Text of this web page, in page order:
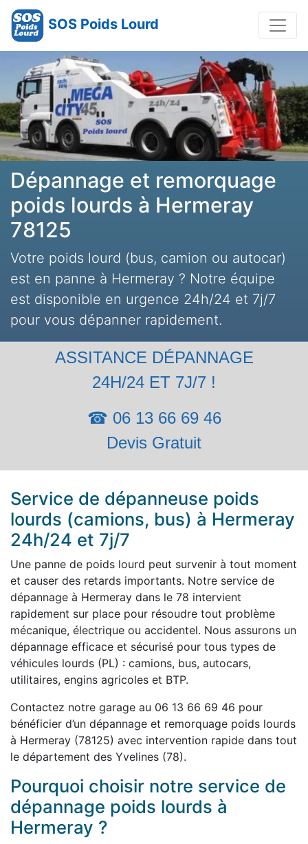
SOS Poids Lourd
Dépannage et remorquage
poids lourds à Hermeray
78125
Votre poids lourd (bus, camion ou autocar)
est en panne à Hermeray ? Notre équipe
est disponible en urgence 24h/24 et 7j/7
pour vous dépanner rapidement.
ASSITANCE DÉPANNAGE
24H/24 ET 7J/7 !
☎ 06 13 66 69 46
Devis Gratuit
Service de dépanneuse poids
lourds (camions, bus) à Hermeray
24h/24 et 7j/7
Une panne de poids lourd peut survenir à tout moment
et causer des retards importants. Notre service de
dépannage à Hermeray dans le 78 intervient
rapidement sur place pour résoudre tout problème
mécanique, électrique ou accidentel. Nous assurons un
dépannage efficace et sécurisé pour tous types de
véhicules lourds (PL) : camions, bus, autocars,
utilitaires, engins agricoles et BTP.
Contactez notre garage au 06 13 66 69 46 pour
bénéficier d’un dépannage et remorquage poids lourds
à Hermeray (78125) avec intervention rapide dans tout
le département des Yvelines (78).
Pourquoi choisir notre service de
dépannage poids lourds à
Hermeray ?